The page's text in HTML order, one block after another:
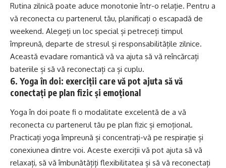
Rutina zilnică poate aduce monotonie într-o relație. Pentru a
vă reconecta cu partenerul tău, planificați o escapadă de
weekend. Alegeți un loc special și petreceți timpul
împreună, departe de stresul și responsabilitățile zilnice.
Această evadare romantică vă va ajuta să vă reîncărcați
bateriile și să vă reconectați ca și cuplu.
6. Yoga în doi: exerciții care vă pot ajuta să vă
conectați pe plan fizic și emoțional
Yoga în doi poate fi o modalitate excelentă de a vă
reconecta cu partenerul tău pe plan fizic și emoțional.
Practicați yoga împreună și concentrați-vă pe respirație și
conexiunea dintre voi. Aceste exerciții vă pot ajuta să vă
relaxați, să vă îmbunătățiți flexibilitatea și să vă reconectați